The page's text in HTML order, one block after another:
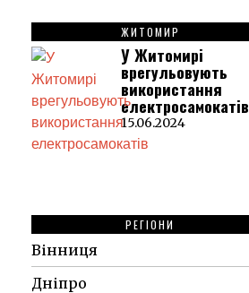
ЖИТОМИР
У Житомирі
врегульовують
використання
електросамокатів
15.06.2024
РЕГІОНИ
Вінниця
Дніпро